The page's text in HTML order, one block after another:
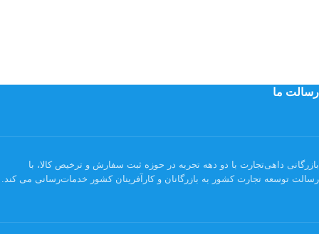
رسالت ما
بازرگانی داهی‌تجارت با دو دهه تجربه در حوزه ثبت سفارش و ترخیص کالا، با
رسالت توسعه تجارت کشور به بازرگانان و کارآفرینان کشور خدمات‌رسانی می کند.